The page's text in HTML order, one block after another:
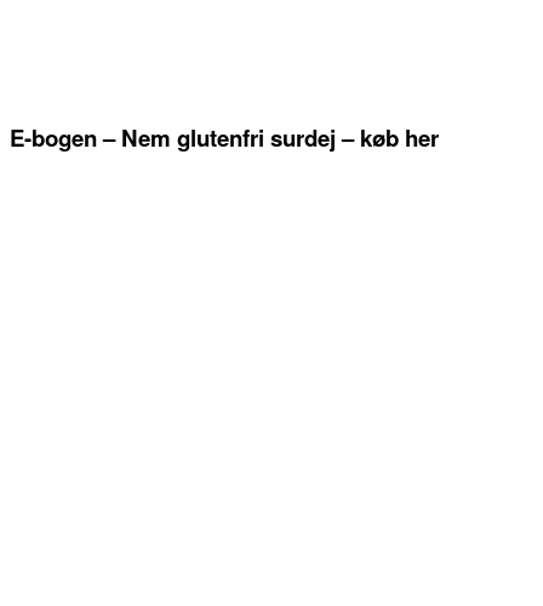
E-bogen – Nem glutenfri surdej – køb her